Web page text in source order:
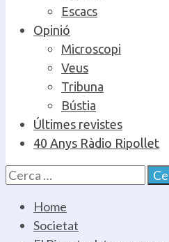
Escacs
Opinió
Microscopi
Veus
Tribuna
Bústia
Últimes revistes
40 Anys Ràdio Ripollet
Cerca:
Home
Societat